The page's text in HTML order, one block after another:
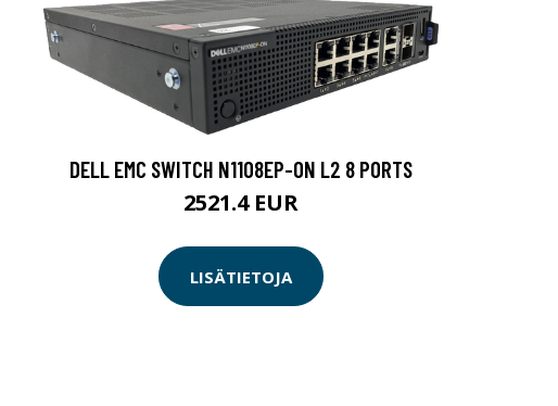
DELL EMC SWITCH N1108EP-ON L2 8 PORTS
2521.4 EUR
LISÄTIETOJA